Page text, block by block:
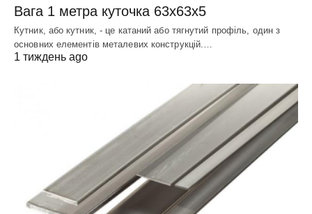
Вага 1 метра куточка 63х63х5
Кутник, або кутник, - це катаний або тягнутий профіль, один з
основних елементів металевих конструкцій.…
1 тиждень ago